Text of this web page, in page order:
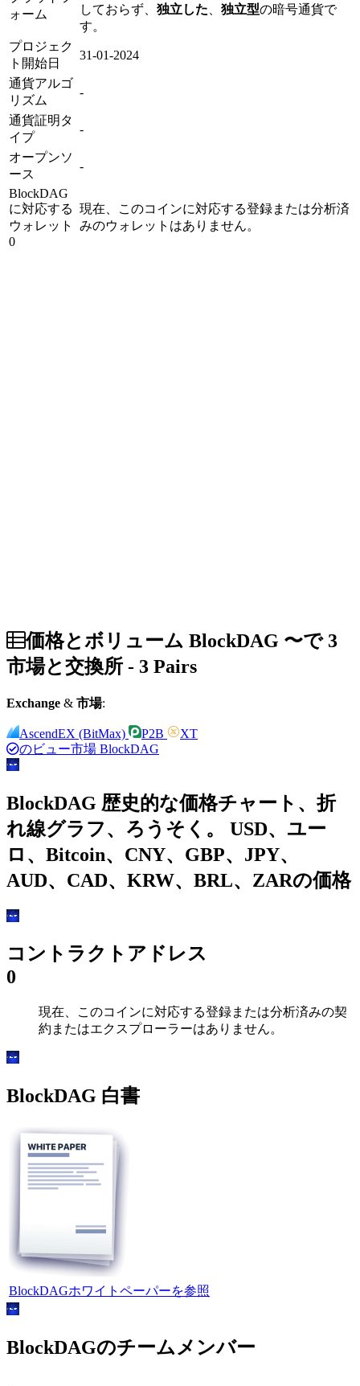
ォーム
しておらず、 独立した 独立型の暗号通貨で
す。
プロジェク
ト開始日
31-01-2024
通貨アルゴ
リズム
-
通貨証明タ
イプ
-
オープンソ
ース
-
BlockDAG
に対応する
ウォレット
0
現在、このコインに対応する登録または分析済
みのウォレットはありません。
価格とボリューム BlockDAG 〜で 3
市場と交換所 - 3 Pairs
Exchange & 市場:
AscendEX (BitMax) P2B
XT
のビュー市場 BlockDAG
BlockDAG 歴史的な価格チャート、折
れ線グラフ、ろうそく。 USD、ユー
ロ、Bitcoin、CNY、GBP、JPY、
AUD、CAD、KRW、BRL、ZARの価格
コントラクトアドレス
0
現在、このコインに対応する登録または分析済みの契
約またはエクスプローラーはありません。
BlockDAG 白書
BlockDAGホワイトペーパーを参照
BlockDAGのチームメンバー